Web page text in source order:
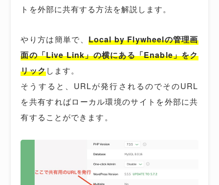
トを外部に共有する方法を解説します。
やり方は簡単で、 Local by Flywheelの管理画
面の「Live Link」の横にある「Enable」をク
リックします。
そうすると、URLが発行されるのでそのURL
を共有すればローカル環境のサイトを外部に共
有することができます。